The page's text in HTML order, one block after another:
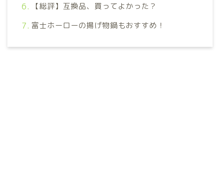
【総評】互換品、買ってよかった？
富士ホーローの揚げ物鍋もおすすめ！